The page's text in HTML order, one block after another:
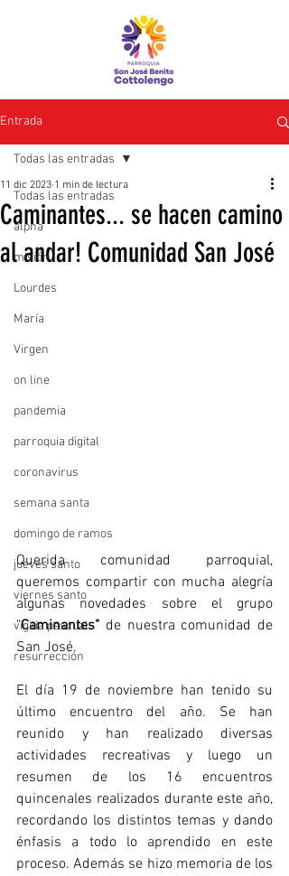
Entrada
Todas las entradas
alpha
misión
Lourdes
María
Virgen
on line
pandemia
parroquia digital
coronavirus
semana santa
domingo de ramos
jueves santo
viernes santo
vigilia pascual
resurrección
Todas las entradas
Caminantes... se hacen camino
al andar! Comunidad San José
11 dic 2023 1 min de lectura
Querida comunidad parroquial,
queremos compartir con mucha alegría
algunas novedades sobre el grupo
"Caminantes" de nuestra comunidad de
San José.
El día 19 de noviembre han tenido su
último encuentro del año. Se han
reunido y han realizado diversas
actividades recreativas y luego un
resumen de los 16 encuentros
quincenales realizados durante este año,
recordando los distintos temas y dando
énfasis a todo lo aprendido en este
proceso. Además se hizo memoria de los